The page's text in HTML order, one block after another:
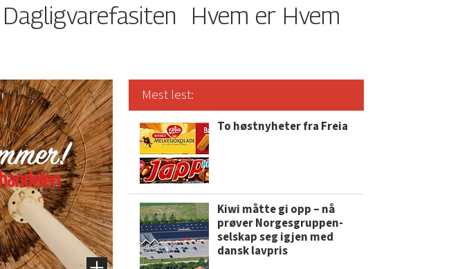
Dagligvarefasiten Hvem er Hvem
Mest lest:
To høstnyheter fra Freia
Kiwi måtte gi opp – nå
prøver Norgesgruppen-
selskap seg igjen med
dansk lavpris